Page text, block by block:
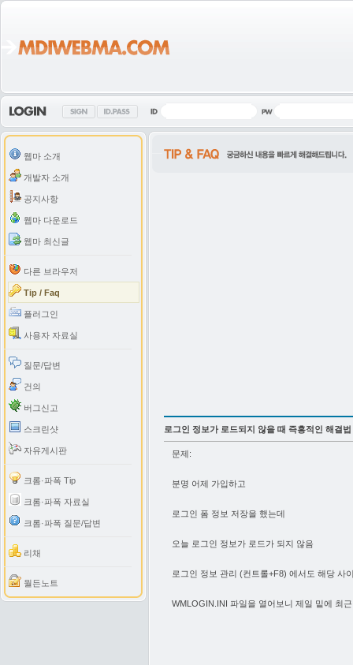
웹마 소개
개발자 소개
공지사항
웹마 다운로드
웹마 최신글
다른 브라우저
Tip / Faq
플러그인
사용자 자료실
질문/답변
건의
버그신고
스크린샷
자유게시판
크롬·파폭 Tip
크롬·파폭 자료실
크롬·파폭 질문/답변
리채
월든노트
로그인 정보가 로드되지 않을 때 즉흥적인 해결법
문제:
분명 어제 가입하고
로그인 폼 정보 저장을 했는데
오늘 로그인 정보가 로드가 되지 않음
로그인 정보 관리 (컨트롤+F8) 에서도 해당 사
WMLOGIN.INI 파일을 열어보니 제일 밑에 최